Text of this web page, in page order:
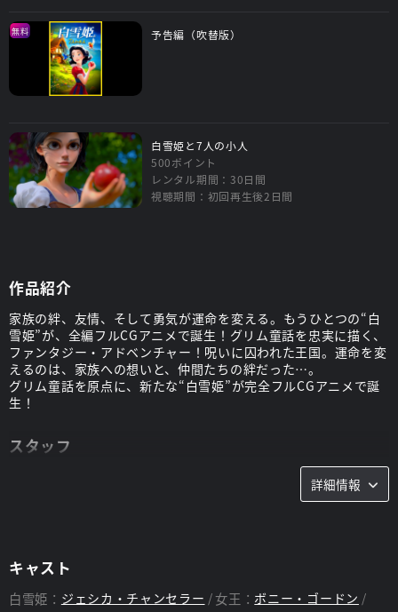
無料 予告編（吹替版）
白雪姫と7人の小人
500ポイント
レンタル期間：30日間
視聴期間：初回再生後2日間
作品紹介
家族の絆、友情、そして勇気が運命を変える。もうひとつの“白
雪姫”が、全編フルCGアニメで誕生！グリム童話を忠実に描く、
ファンタジー・アドベンチャー！呪いに囚われた王国。運命を変
えるのは、家族への想いと、仲間たちの絆だった…。
グリム童話を原点に、新たな“白雪姫”が完全フルCGアニメで誕
生！
スタッフ
詳細情報
キャスト
白雪姫： ​ジェシカ・チャンセラー 女王： ​ボニー・ゴードン